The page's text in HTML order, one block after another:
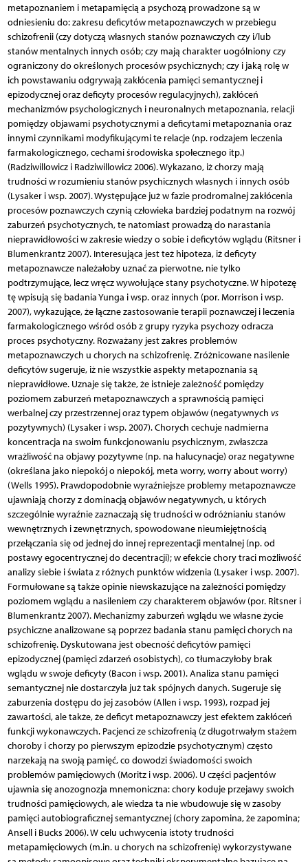
metapoznaniem i metapamięcią a psychozą prowadzone są w
odniesieniu do: zakresu deficytów metapoznawczych w przebiegu
schizofrenii (czy dotyczą własnych stanów poznawczych czy i/lub
stanów mentalnych innych osób; czy mają charakter uogólniony czy
ograniczony do określonych procesów psychicznych; czy i jaką rolę w
ich powstawaniu odgrywają zakłócenia pamięci semantycznej i
epizodycznej oraz deficyty procesów regulacyjnych), zakłóceń
mechanizmów psychologicznych i neuronalnych metapoznania, relacji
pomiędzy objawami psychotycznymi a deficytami metapoznania oraz
innymi czynnikami modyfikującymi te relacje (np. rodzajem leczenia
farmakologicznego, cechami środowiska społecznego itp.)
(Radziwillowicz i Radziwillowicz 2006). Wykazano, iż chorzy mają
trudności w rozumieniu stanów psychicznych własnych i innych osób
(Lysaker i wsp. 2007). Występujące już w fazie prodromalnej zakłócenia
procesów poznawczych czynią człowieka bardziej podatnym na rozwój
zaburzeń psychotycznych, te natomiast prowadzą do narastania
nieprawidłowości w zakresie wiedzy o sobie i deficytów wglądu (Ritsner i
Blumenkrantz 2007). Interesująca jest też hipoteza, iż deficyty
metapoznawcze należałoby uznać za pierwotne, nie tylko
podtrzymujące, lecz wręcz wywołujące stany psychotyczne. W hipotezę
tę wpisują się badania Yunga i wsp. oraz innych (por. Morrison i wsp.
2007), wykazujące, że łączne zastosowanie terapii poznawczej i leczenia
farmakologicznego wśród osób z grupy ryzyka psychozy odracza
proces psychotyczny. Rozważany jest zakres problemów
metapoznawczych u chorych na schizofrenię. Zróżnicowane nasilenie
deficytów sugeruje, iż nie wszystkie aspekty metapoznania są
nieprawidłowe. Uznaje się także, że istnieje zależność pomiędzy
poziomem zaburzeń metapoznawczych a sprawnością pamięci
werbalnej czy przestrzennej oraz typem objawów (negatywnych vs
pozytywnych) (Lysaker i wsp. 2007). Chorych cechuje nadmierna
koncentracja na swoim funkcjonowaniu psychicznym, zwłaszcza
wrażliwość na objawy pozytywne (np. na halucynacje) oraz negatywne
(określana jako niepokój o niepokój, meta worry, worry about worry)
(Wells 1995). Prawdopodobnie wyraźniejsze problemy metapoznawcze
ujawniają chorzy z dominacją objawów negatywnych, u których
szczególnie wyraźnie zaznaczają się trudności w odróżnianiu stanów
wewnętrznych i zewnętrznych, spowodowane nieumiejętnością
przełączania się od jednej do innej reprezentacji mentalnej (np. od
postawy egocentrycznej do decentracji); w efekcie chory traci możliwość
analizy siebie i świata z różnych punktów widzenia (Lysaker i wsp. 2007).
Formułowane są także opinie niewskazujące na zależności pomiędzy
poziomem wglądu a nasileniem czy charakterem objawów (por. Ritsner i
Blumenkrantz 2007). Mechanizmy zaburzeń wglądu we własne życie
psychiczne analizowane są poprzez badania stanu pamięci chorych na
schizofrenię. Dyskutowana jest obecność deficytów pamięci
epizodycznej (pamięci zdarzeń osobistych), co tłumaczyłoby brak
wglądu w swoje deficyty (Bacon i wsp. 2001). Analiza stanu pamięci
semantycznej nie dostarczyła już tak spójnych danych. Sugeruje się
zaburzenia dostępu do jej zasobów (Allen i wsp. 1993), rozpad jej
zawartości, ale także, że deficyt metapoznawczy jest efektem zakłóceń
funkcji wykonawczych. Pacjenci ze schizofrenią (z długotrwałym stażem
choroby i chorzy po pierwszym epizodzie psychotycznym) często
narzekają na swoją pamięć, co dowodzi świadomości swoich
problemów pamięciowych (Moritz i wsp. 2006). U części pacjentów
ujawnia się anozognozja mnemoniczna: chory koduje przejawy swoich
trudności pamięciowych, ale wiedza ta nie wbudowuje się w zasoby
pamięci autobiograficznej semantycznej (chory zapomina, że zapomina;
Ansell i Bucks 2006). W celu uchwycenia istoty trudności
metapamięciowych (m.in. u chorych na schizofrenię) wykorzystywane